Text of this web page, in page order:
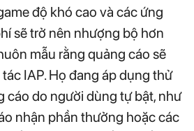
độ khó cao và các ứng
sẽ trở nên nhượng bộ hơn
mẫu rằng quảng cáo sẽ
IAP. Họ đang áp dụng thử
cáo do người dùng tự bật, như
nhận phần thưởng hoặc các